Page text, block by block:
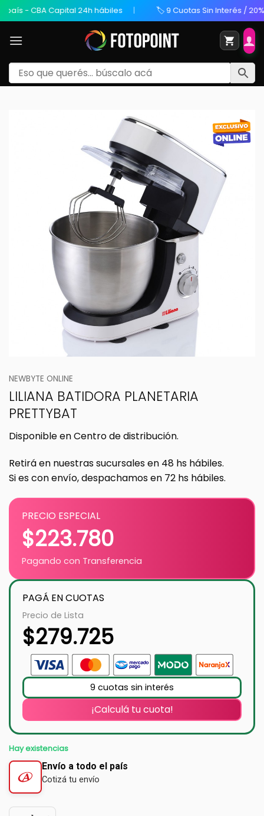
- CBA Capital 24h hábiles 🏷️ 9 Cuotas Sin Interés / 20%
NEWBYTE ONLINE
LILIANA BATIDORA PLANETARIA
PRETTYBAT
Disponible en Centro de distribución.
Retirá en nuestras sucursales en 48 hs hábiles.
Si es con envío, despachamos en 72 hs hábiles.
PRECIO ESPECIAL
$223.780
Pagando con Transferencia
PAGÁ EN CUOTAS
Precio de Lista
$279.725
9 cuotas sin interés
¡Calculá tu cuota!
Hay existencias
Envío a todo el país
Cotizá tu envío